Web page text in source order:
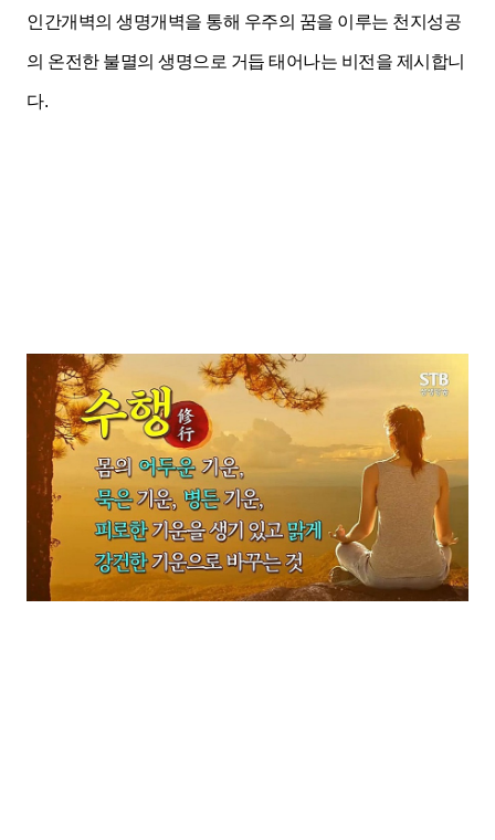
인간개벽의 생명개벽을 통해 우주의 꿈을 이루는 천지성공
의 온전한 불멸의 생명으로 거듭 태어나는 비전을 제시합니
다.